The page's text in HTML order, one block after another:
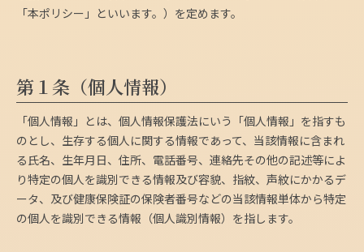
「本ポリシー」といいます。）を定めます。
第１条（個人情報）
「個人情報」とは、個人情報保護法にいう「個人情報」を指すも
のとし、生存する個人に関する情報であって、当該情報に含まれ
る氏名、生年月日、住所、電話番号、連絡先その他の記述等によ
り特定の個人を識別できる情報及び容貌、指紋、声紋にかかるデ
ータ、及び健康保険証の保険者番号などの当該情報単体から特定
の個人を識別できる情報（個人識別情報）を指します。